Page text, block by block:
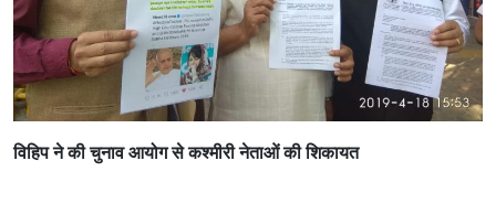
विहिप ने की चुनाव आयोग से कश्मीरी नेताओं की शिकायत